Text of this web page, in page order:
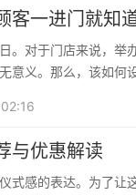
一进门就知道
。对于门店来说，举
意义。那么，该如何
与优惠解读
式感的表达。为了